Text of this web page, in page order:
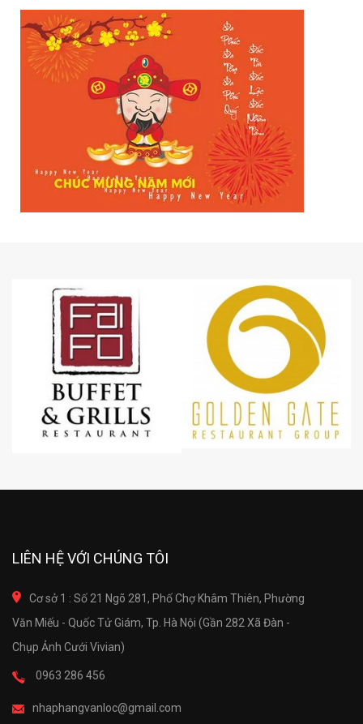
LIÊN HỆ VỚI CHÚNG TÔI
Cơ sở 1 : Số 21 Ngõ 281, Phố Chợ Khâm Thiên, Phường
Văn Miếu - Quốc Tử Giám, Tp. Hà Nội (Gần 282 Xã Đàn -
Chụp Ảnh Cưới Vivian)
0963 286 456
nhaphangvanloc@gmail.com